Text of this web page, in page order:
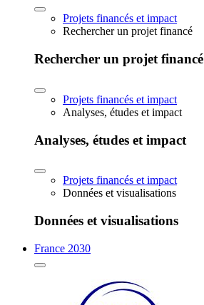
Projets financés et impact
Rechercher un projet financé
Rechercher un projet financé
Projets financés et impact
Analyses, études et impact
Analyses, études et impact
Projets financés et impact
Données et visualisations
Données et visualisations
France 2030